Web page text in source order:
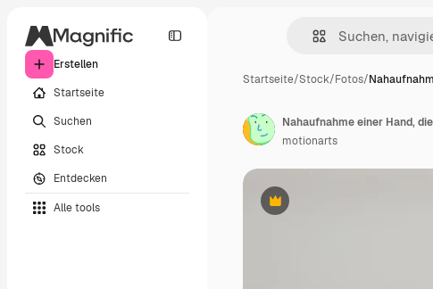
Erstellen
Startseite
Suchen
Stock
Entdecken
Alle tools
Startseite/Stock/Fotos/
Premium
Nahaufnahme einer Hand,
motionarts